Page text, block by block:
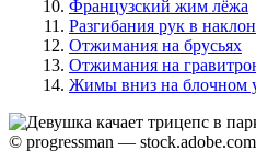
Французский жим лёжа
Разгибания рук в
Отжимания на брусьях
Отжимания на
Жимы вниз на блочном
© progressman — stock.adobe.com